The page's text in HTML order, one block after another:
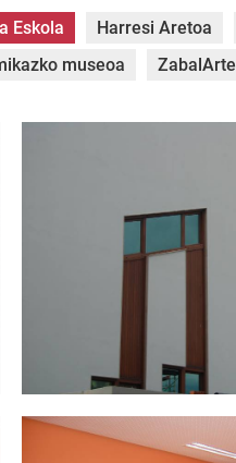
Eskola Harresi Aretoa
museoa ZabalArte
DSC_0044.jpg